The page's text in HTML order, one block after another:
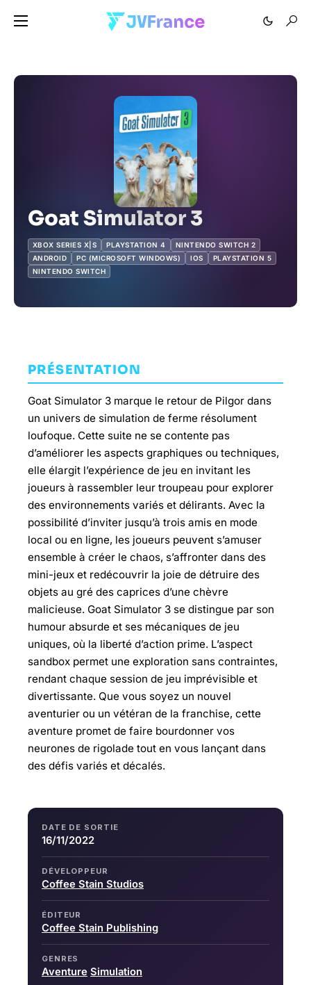
Goat Simulator 3
XBOX SERIES X|S PLAYSTATION 4
NINTENDO SWITCH 2
ANDROID
PC (MICROSOFT WINDOWS) IOS
PLAYSTATION 5
NINTENDO SWITCH
PRÉSENTATION
Goat Simulator 3 marque le retour de Pilgor dans
un univers de simulation de ferme résolument
loufoque. Cette suite ne se contente pas
d’améliorer les aspects graphiques ou techniques,
elle élargit l’expérience de jeu en invitant les
joueurs à rassembler leur troupeau pour explorer
des environnements variés et délirants. Avec la
possibilité d’inviter jusqu’à trois amis en mode
local ou en ligne, les joueurs peuvent s’amuser
ensemble à créer le chaos, s’affronter dans des
mini-jeux et redécouvrir la joie de détruire des
objets au gré des caprices d’une chèvre
malicieuse. Goat Simulator 3 se distingue par son
humour absurde et ses mécaniques de jeu
uniques, où la liberté d’action prime. L’aspect
sandbox permet une exploration sans contraintes,
rendant chaque session de jeu imprévisible et
divertissante. Que vous soyez un nouvel
aventurier ou un vétéran de la franchise, cette
aventure promet de faire bourdonner vos
neurones de rigolade tout en vous lançant dans
des défis variés et décalés.
DATE DE SORTIE
16/11/2022
DÉVELOPPEUR
Coffee Stain Studios
ÉDITEUR
Coffee Stain Publishing
GENRES
Aventure Simulation